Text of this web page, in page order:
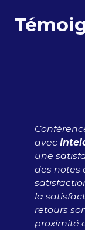
avec
une
des notes
la
retours
proximité